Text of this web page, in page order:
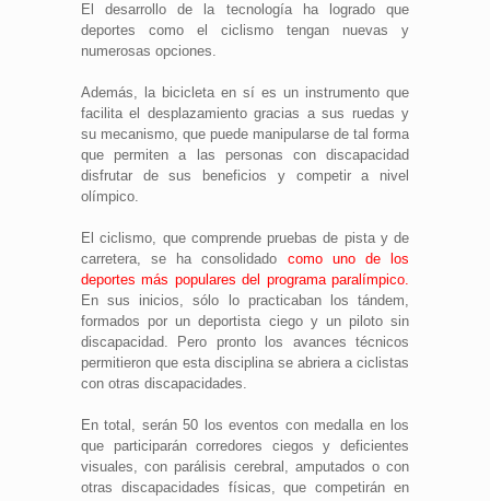
El desarrollo de la tecnología ha logrado que
deportes como el ciclismo tengan nuevas y
numerosas opciones.
Además, la bicicleta en sí es un instrumento que
facilita el desplazamiento gracias a sus ruedas y
su mecanismo, que puede manipularse de tal forma
que permiten a las personas con discapacidad
disfrutar de sus beneficios y competir a nivel
olímpico.
El ciclismo, que comprende pruebas de pista y de
carretera, se ha consolidado como uno de los
deportes más populares del programa paralímpico.
En sus inicios, sólo lo practicaban los tándem,
formados por un deportista ciego y un piloto sin
discapacidad. Pero pronto los avances técnicos
permitieron que esta disciplina se abriera a ciclistas
con otras discapacidades.
En total, serán 50 los eventos con medalla en los
que participarán corredores ciegos y deficientes
visuales, con parálisis cerebral, amputados o con
otras discapacidades físicas, que competirán en